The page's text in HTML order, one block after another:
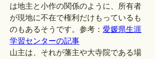
は地主と小作の関係のように、所有者
が現地に不在で権利だけもっているも
のもあるそうです。参考： 愛媛県生涯
学習センターの記事
山主は、それが藩主や大寺院である場